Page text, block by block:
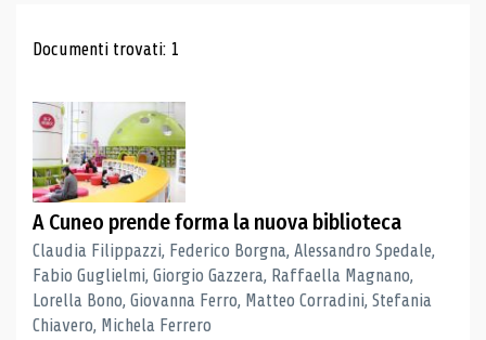
Risultati di ricerca
Documenti trovati: 1
A Cuneo prende forma la nuova biblioteca
Claudia Filippazzi, Federico Borgna, Alessandro Spedale,
Fabio Guglielmi, Giorgio Gazzera, Raffaella Magnano,
Lorella Bono, Giovanna Ferro, Matteo Corradini, Stefania
Chiavero, Michela Ferrero